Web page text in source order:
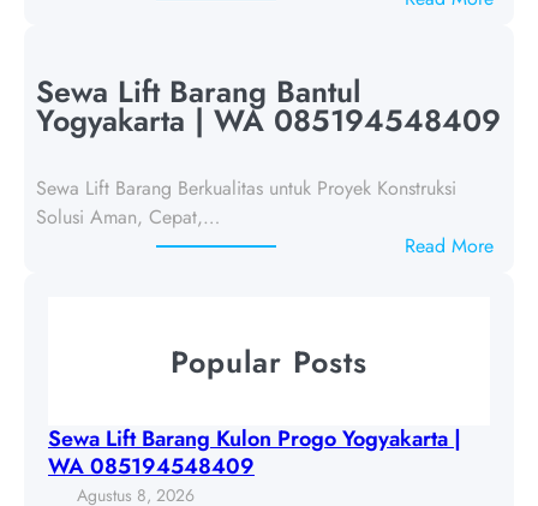
B
n
l
a
B
Sewa Lift Barang Bantul
Yogyakarta | WA 085194548409
Sewa Lift Barang Berkualitas untuk Proyek Konstruksi
Solusi Aman, Cepat,…
Read More:
Popular Posts
Sewa Lift Barang Kulon Progo Yogyakarta |
WA 085194548409
Agustus 8, 2026